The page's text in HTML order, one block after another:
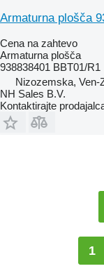
Armaturna plošča
Cena na zahtevo
Armaturna plošča
938838401 BBT01/R1
Nizozemska, Ven-
NH Sales B.V.
Kontaktirajte
1